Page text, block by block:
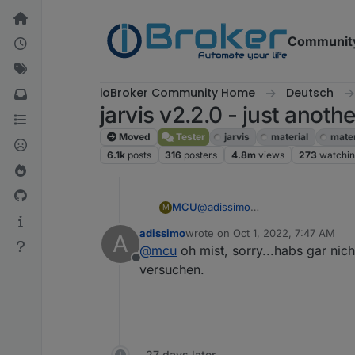
Skip to content
ioBroker Community Home Deutsch
jarvis v2.2.0 - just
Moved Tester jarvis material
6.1k posts 316 posters 4.8m views 273
M MCU@adissimo
Hast du den wirklich die
Dann bitte zukünftig den Thread
A
Offline
adissimowrote on Oct 1, 2022, 7:47 AM
last edited by
@mcu oh mist, sorry...habs gar
versuchen.